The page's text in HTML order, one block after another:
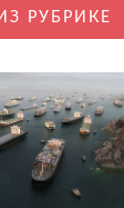
РУБРИКЕ